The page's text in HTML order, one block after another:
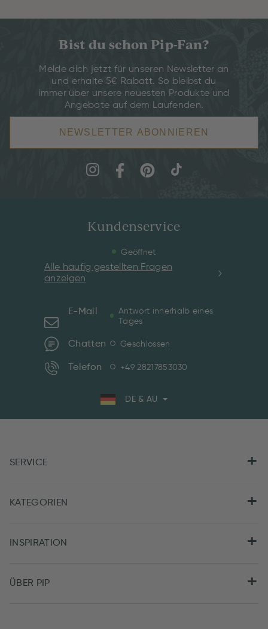
Bist du schon Pip-Fan?
Melde dich jetzt für unseren Newsletter an
und erhalte 5€ Rabatt. So bleibst du
immer über unsere neuesten Produkte und
Angebote auf dem Laufenden.
NEWSLETTER ABONNIEREN
Kundenservice
Geöffnet
Alle häufig gestellten Fragen
anzeigen
E-Mail
Antwort innerhalb eines
Tages
Chatten Geschlossen
Telefon +49 28217853030
DE & AU
SERVICE
KATEGORIEN
INSPIRATION
ÜBER PIP